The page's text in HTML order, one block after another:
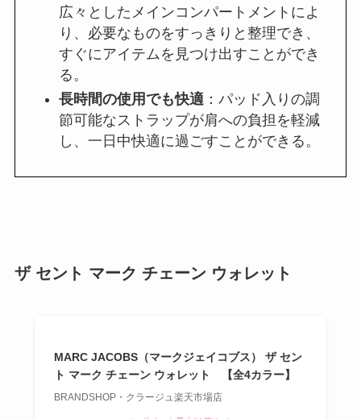
広々としたメインコンパートメントによ
り、必要なものをすっきりと整理でき、
すぐにアイテムを見つけ出すことができ
る。
長時間の使用でも快適：パッド入りの調
節可能なストラップが肩への負担を軽減
し、一日中快適に過ごすことができる。
ザ セント マーク チェーン ウォレット
MARC JACOBS（マークジェイコブス） ザ セン
ト マーク チェーン ウォレット 【全4カラー】
BRANDSHOP・クラージュ楽天市場店